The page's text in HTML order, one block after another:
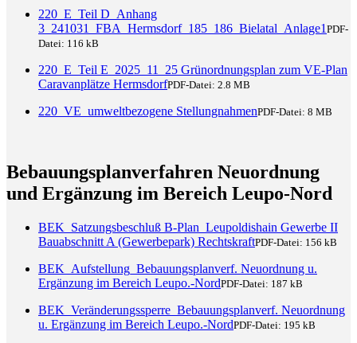
220_E_Teil D_Anhang
3_241031_FBA_Hermsdorf_185_186_Bielatal_Anlage1 PDF-
Datei: 116 kB
220_E_Teil E_2025_11_25 Grünordnungsplan zum VE-Plan
Caravanplätze HermsdorfPDF-Datei: 2.8 MB
220_VE_umweltbezogene StellungnahmenPDF-Datei: 8 MB
Bebauungsplanverfahren Neuordnung
und Ergänzung im Bereich Leupo-Nord
BEK_Satzungsbeschluß B-Plan_Leupoldishain Gewerbe II
Bauabschnitt A (Gewerbepark) RechtskraftPDF-Datei: 156 kB
BEK_Aufstellung_Bebauungsplanverf. Neuordnung u.
Ergänzung im Bereich Leupo.-NordPDF-Datei: 187 kB
BEK_Veränderungssperre_Bebauungsplanverf. Neuordnung
u. Ergänzung im Bereich Leupo.-NordPDF-Datei: 195 kB